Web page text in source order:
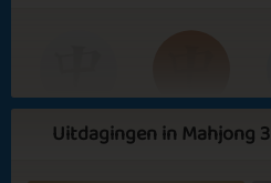
Uitdagingen in Mahjong 3